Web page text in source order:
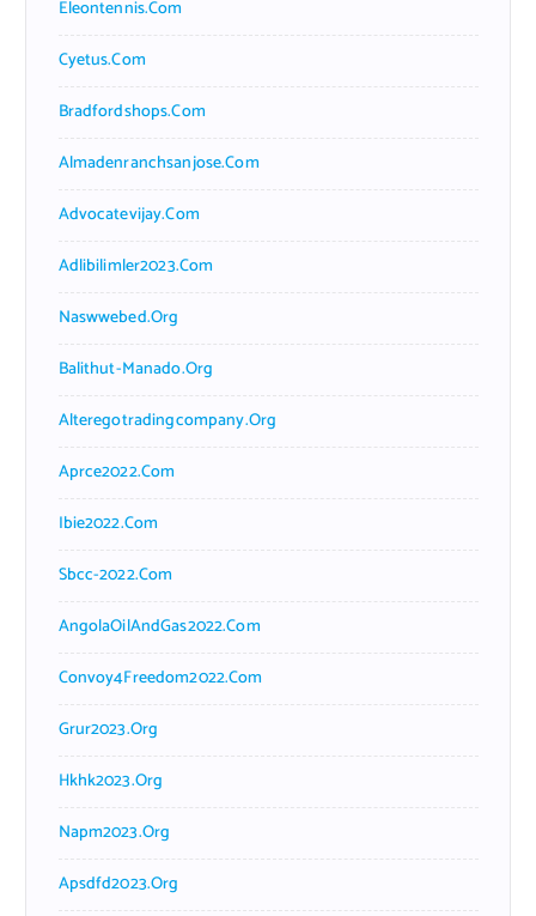
Eleontennis.com
Cyetus.com
Bradfordshops.com
Almadenranchsanjose.com
Advocatevijay.com
Adlibilimler2023.com
Naswwebed.org
Balithut-Manado.org
Alteregotradingcompany.org
Aprce2022.com
Ibie2022.com
Sbcc-2022.com
AngolaOilAndGas2022.com
Convoy4Freedom2022.com
Grur2023.org
Hkhk2023.org
Napm2023.org
Apsdfd2023.org